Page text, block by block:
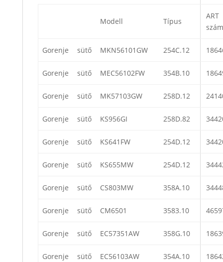
Modell Típus
ART
szám
Gorenje sütő MKN56101GW 254C.12
Gorenje sütő MEC56102FW 354B.10
Gorenje sütő MK57103GW 258D.12
Gorenje sütő KS956GI 258D.82
Gorenje sütő KS641FW 254D.12
Gorenje sütő KS655MW 254D.12
Gorenje sütő CS803MW 358A.10
Gorenje sütő CM6501 3583.10
Gorenje sütő EC57351AW 358G.10
Gorenje sütő EC56103AW 354A.10